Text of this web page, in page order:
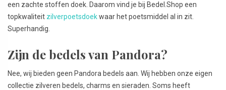
een zachte stoffen doek. Daarom vind je bij Bedel.Shop een
topkwaliteit zilverpoetsdoekwaar het poetsmiddel al in zit.
Superhandig.
Zijn de bedels van Pandora?
Nee, wij bieden geen Pandora bedels aan. Wij hebben onze eigen
collectie zilveren bedels, charms en sieraden. Soms heeft